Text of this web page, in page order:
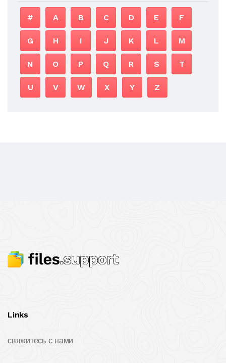
# A B C D E F
G H I J K L M
N O P Q R S T
U V W X Y Z
Links
свяжитесь с нами